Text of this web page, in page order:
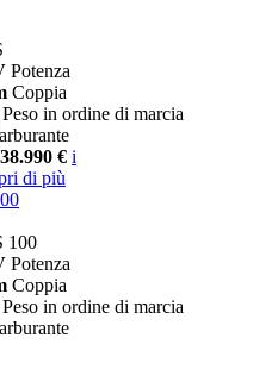
Potenza
Coppia
Peso in ordine di marcia
€ i
di più
100
Potenza
Coppia
Peso in ordine di marcia